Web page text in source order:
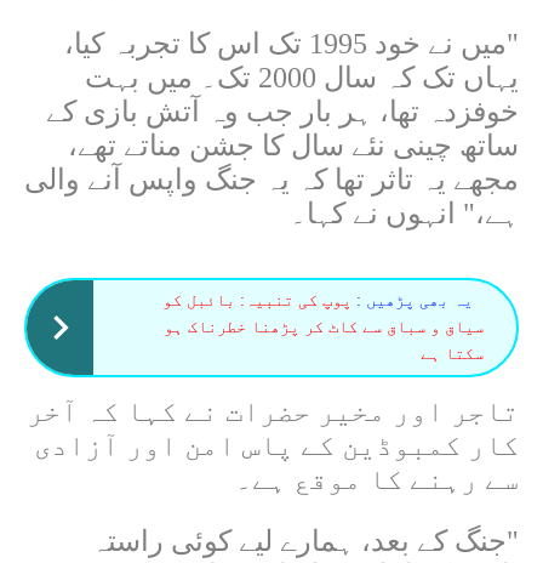
"
میں نے خود 1995 تک اس کا تجربہ کیا،
یہاں تک کہ سال 2000 تک۔ میں بہت
خوفزدہ تھا، ہر بار جب وہ آتش بازی کے
ساتھ چینی نئے سال کا جشن مناتے تھے،
مجھے یہ تاثر تھا کہ یہ جنگ واپس آنے والی
ہے،" انہوں نے کہا۔
یہ بھی پڑھیں : پوپ کی تنبیہ: بائبل کو
سیاق و سباق سے کاٹ کر پڑھنا خطرناک ہو
سکتا ہے
تاجر اور مخیر حضرات نے کہا کہ آخر
کار کمبوڈین کے پاس امن اور آزادی
سے رہنے کا موقع ہے۔
"جنگ کے بعد، ہمارے لیے کوئی راستہ